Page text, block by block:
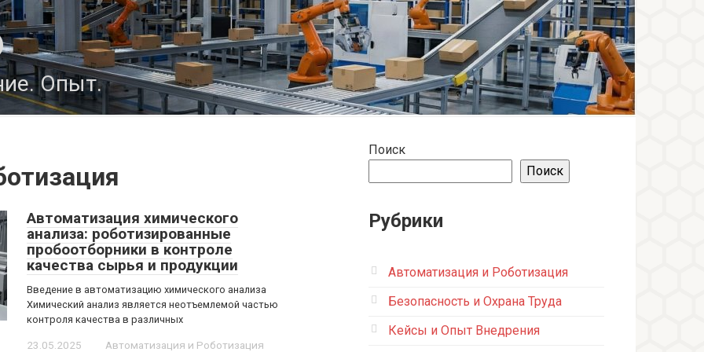
Опыт.
Автоматизация химического
анализа: роботизированные
пробоотборники в контроле
качества сырья и продукции
Введение в автоматизацию химического анализа
Химический анализ является неотъемлемой частью
контроля качества в различных
23.05.2025 Автоматизация и Роботизация
Поиск
Поиск
Рубрики
Автоматизация и Роботизация
Безопасность и Охрана Труда
Кейсы и Опыт Внедрения